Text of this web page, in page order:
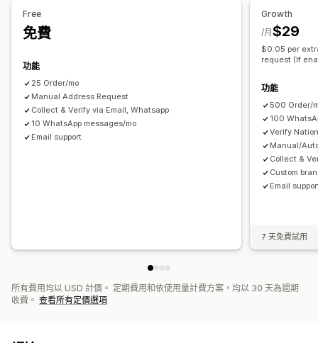
Free
免費
功能
25 Order/mo
Manual Address Request
Collect & Verify via Email, Whatsapp
10 WhatsApp messages/mo
Email support
Growth
$29
/月
$0.05 per
request (If
功能
500 Order/
100
Verify
Manual/
Collect &
Custom
Email
7 天免費試用
所有費用均以 USD 計價。 定期費用和依使用量計費方案，均以 30 天為週期
收費。 查看所有定價選項